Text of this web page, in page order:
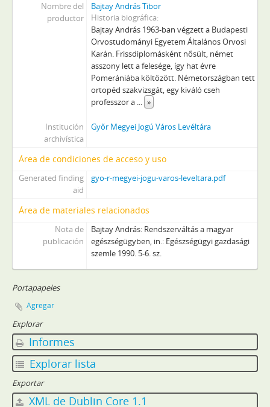
Nombre del
productor
Bajtay András Tibor
Historia biográfica
Bajtay András 1963-ban végzett a Budapesti
Orvostudományi Egyetem Általános Orvosi
Karán. Frissdiplomásként nősült, német
asszony lett a felesége, így hat évre
Pomerániába költözött. Németországban tett
ortopéd szakvizsgát, egy kiváló cseh
professzor a ... »
Institución
archivística
Győr Megyei Jogú Város Levéltára
Área de condiciones de acceso y uso
Generated finding
aid
gyo-r-megyei-jogu-varos-leveltara.pdf
Área de materiales relacionados
Nota de
publicación
Bajtay András: Rendszerváltás a magyar
egészségügyben, in.: Egészségügyi gazdasági
szemle 1990. 5-6. sz.
Portapapeles
Agregar
Explorar
Informes
Explorar lista
Exportar
XML de Dublin Core 1.1